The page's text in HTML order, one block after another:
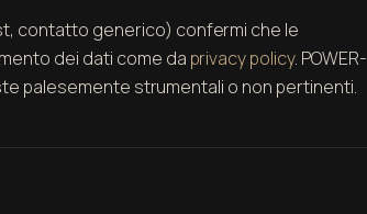
contatto generico) confermi che le
dei dati come da privacy policy. POWER-
palesemente strumentali o non pertinenti.